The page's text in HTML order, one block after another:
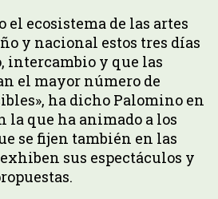
el ecosistema de las artes
y nacional estos tres días
intercambio y que las
el mayor número de
ha dicho Palomino en
que ha animado a los
se fijen también en las
sus espectáculos y